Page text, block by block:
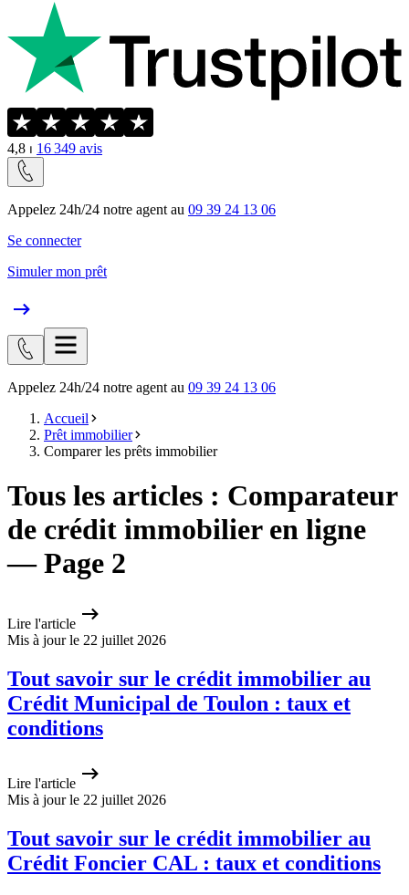
4,8 ⏐ 16 349 avis
Appelez 24h/24 notre agent au 09 39 24 13 06
Se connecter
Simuler mon prêt
Appelez 24h/24 notre agent au 09 39 24 13 06
Accueil
Prêt immobilier
Comparer les prêts immobilier
Tous les articles : Comparateur
de crédit immobilier en ligne
— Page 2
Lire l'article
Mis à jour le 22 juillet 2026
Tout savoir sur le crédit immobilier au
Crédit Municipal de Toulon : taux et
conditions
Lire l'article
Mis à jour le 22 juillet 2026
Tout savoir sur le crédit immobilier au
Crédit Foncier CAL : taux et conditions